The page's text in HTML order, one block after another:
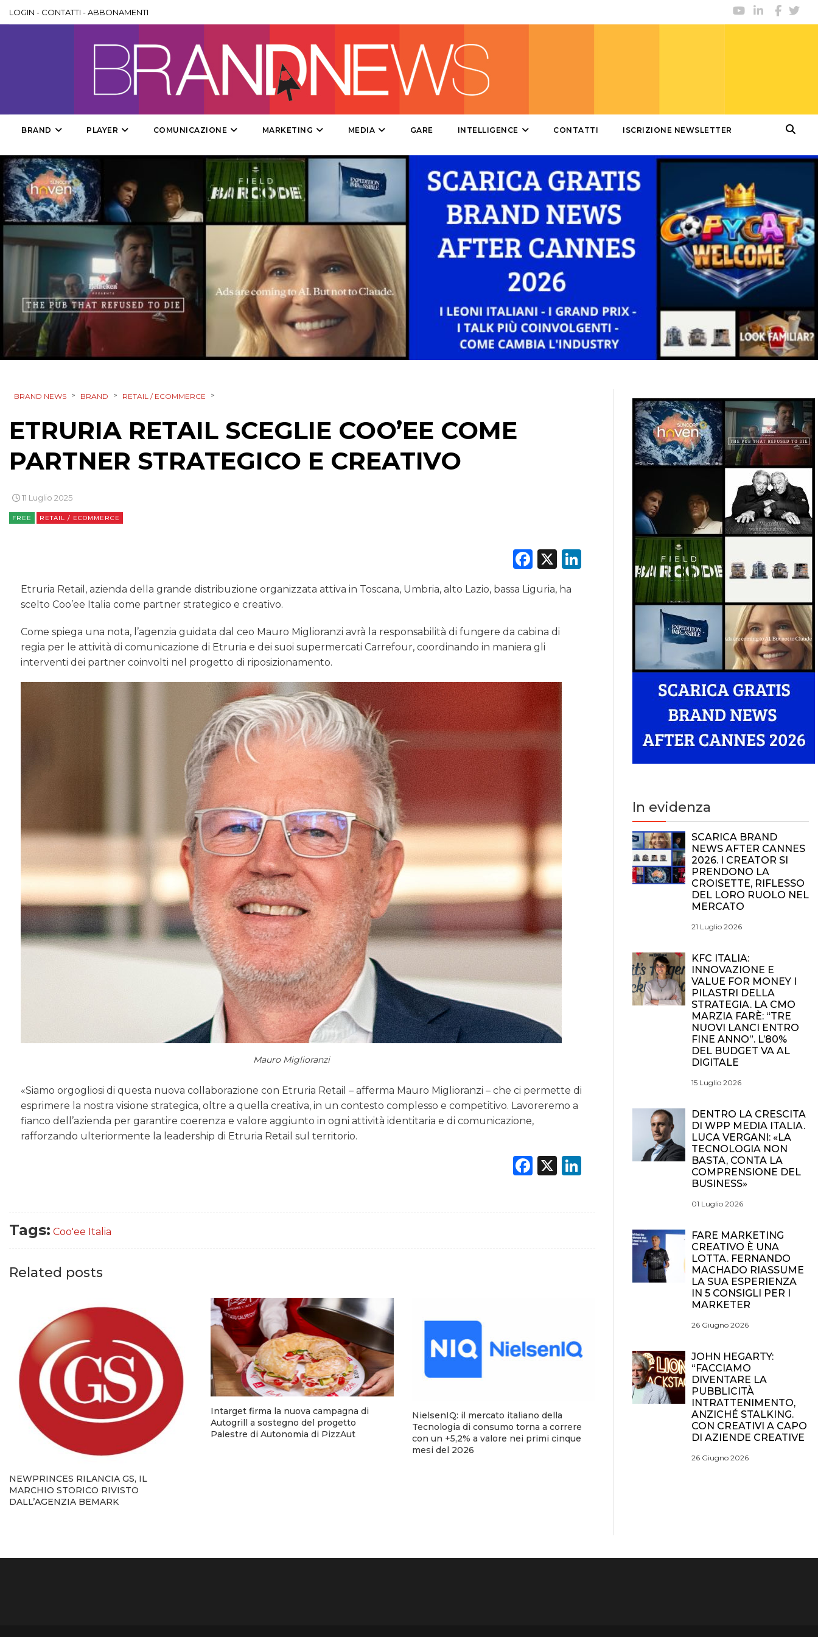
EVENTI
MOBILE
PRODOTTI
PUNTI VENDITA
STRATEGIE
CINEMA
DIGITALE
PREVISIONI/SCENARI
NORMATIVE
TREND
CASE HISTORY
OPINIONI
LOGIN - CONTATTI -ABBONAMENTI
BRAND PLAYER COMUNICAZIONE MARKETING MEDIA GARE INTELLIGENCE CONTATTI ISCRIZIONE NEWSLETTER
BRAND NEWS > BRAND > RETAIL / ECOMMERCE >
ETRURIA RETAIL SCEGLIE COO’EE COME
PARTNER STRATEGICO E CREATIVO
11 Luglio 2025
FREE RETAIL / ECOMMERCE
Facebook
X LinkedIn
Etruria Retail, azienda della grande distribuzione organizzata attiva in Toscana, Umbria, alto Lazio, bassa Liguria, ha
scelto Coo’ee Italia come partner strategico e creativo.
Come spiega una nota, l’agenzia guidata dal ceo Mauro Miglioranzi avrà la responsabilità di fungere da cabina di
regia per le attività di comunicazione di Etruria e dei suoi supermercati Carrefour, coordinando in maniera gli
interventi dei partner coinvolti nel progetto di riposizionamento.
Mauro Miglioranzi
«Siamo orgogliosi di questa nuova collaborazione con Etruria Retail – afferma Mauro Miglioranzi – che ci permette di
esprimere la nostra visione strategica, oltre a quella creativa, in un contesto complesso e competitivo. Lavoreremo a
fianco dell’azienda per garantire coerenza e valore aggiunto in ogni attività identitaria e di comunicazione,
rafforzando ulteriormente la leadership di Etruria Retail sul territorio.
Facebook
X LinkedIn
Tags: Coo'ee Italia
Related posts
NEWPRINCES RILANCIA GS, IL
MARCHIO STORICO RIVISTO
DALL’AGENZIA BEMARK
Intarget firma la nuova campagna di
Autogrill a sostegno del progetto
Palestre di Autonomia di PizzAut
NielsenIQ: il mercato italiano della
Tecnologia di consumo torna a correre
con un +5,2% a valore nei primi cinque
mesi del 2026
In evidenza
SCARICA BRAND
NEWS AFTER CANNES
2026. I CREATOR SI
PRENDONO LA
CROISETTE, RIFLESSO
DEL LORO RUOLO NEL
MERCATO
21 Luglio 2026
KFC ITALIA:
INNOVAZIONE E
VALUE FOR MONEY I
PILASTRI DELLA
STRATEGIA. LA CMO
MARZIA FARÈ: “TRE
NUOVI LANCI ENTRO
FINE ANNO”. L’80%
DEL BUDGET VA AL
DIGITALE
15 Luglio 2026
DENTRO LA CRESCITA
DI WPP MEDIA ITALIA.
LUCA VERGANI: «LA
TECNOLOGIA NON
BASTA, CONTA LA
COMPRENSIONE DEL
BUSINESS»
01 Luglio 2026
FARE MARKETING
CREATIVO È UNA
LOTTA. FERNANDO
MACHADO RIASSUME
LA SUA ESPERIENZA
IN 5 CONSIGLI PER I
MARKETER
26 Giugno 2026
JOHN HEGARTY:
“FACCIAMO
DIVENTARE LA
PUBBLICITÀ
INTRATTENIMENTO,
ANZICHÉ STALKING.
CON CREATIVI A CAPO
DI AZIENDE CREATIVE
26 Giugno 2026